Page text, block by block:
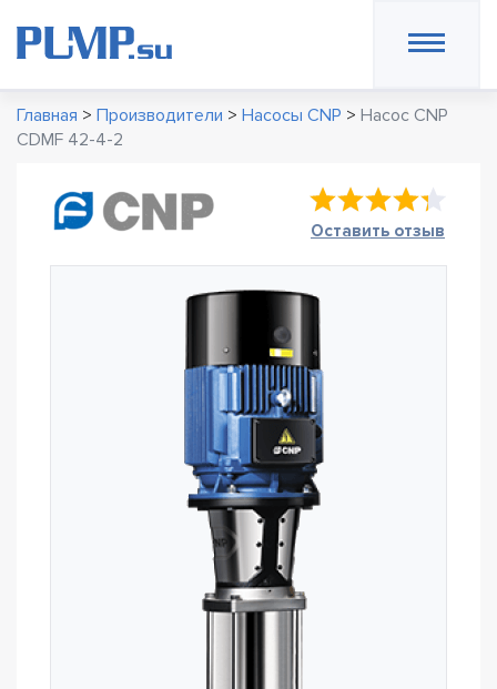
Главная > Производители > Насосы CNP > Насос CNP
CDMF 42-4-2
Оставить отзыв